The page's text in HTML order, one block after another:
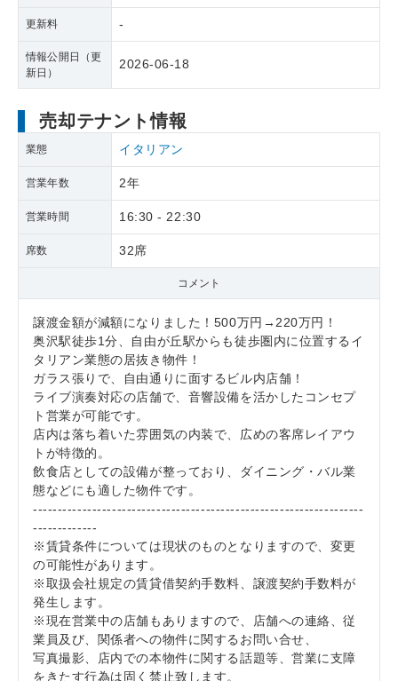
更新料 -
情報公開日（更
新日）
2026-06-18
売却テナント情報
業態 イタリアン
営業年数 2年
営業時間 16:30 - 22:30
席数 32席
コメント
譲渡金額が減額になりました！500万円→220万円！
奥沢駅徒歩1分、自由が丘駅からも徒歩圏内に位置するイ
タリアン業態の居抜き物件！
ガラス張りで、自由通りに面するビル内店舗！
ライブ演奏対応の店舗で、音響設備を活かしたコンセプ
ト営業が可能です。
店内は落ち着いた雰囲気の内装で、広めの客席レイアウ
トが特徴的。
飲食店としての設備が整っており、ダイニング・バル業
態などにも適した物件です。
-------------------------------------------------------------------
-------------
※賃貸条件については現状のものとなりますので、変更
の可能性があります。
※取扱会社規定の賃貸借契約手数料、譲渡契約手数料が
発生します。
※現在営業中の店舗もありますので、店舗への連絡、従
業員及び、関係者への物件に関するお問い合せ、
写真撮影、店内での本物件に関する話題等、営業に支障
をきたす行為は固く禁止致します。